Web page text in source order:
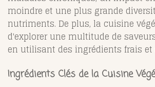
moindre et une plus grande
nutriments. De plus, la cuisine
d'explorer une multitude de
en utilisant des ingrédients frais et
Ingrédients Clés de la Cuisine